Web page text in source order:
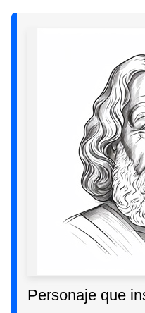
Personaje que